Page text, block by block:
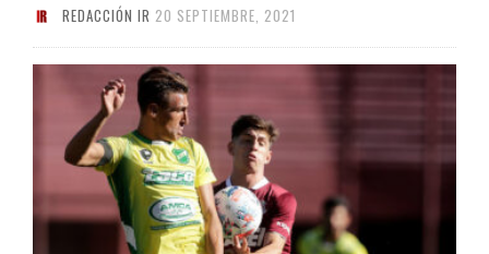
REDACCIÓN IR 20 SEPTIEMBRE, 2021